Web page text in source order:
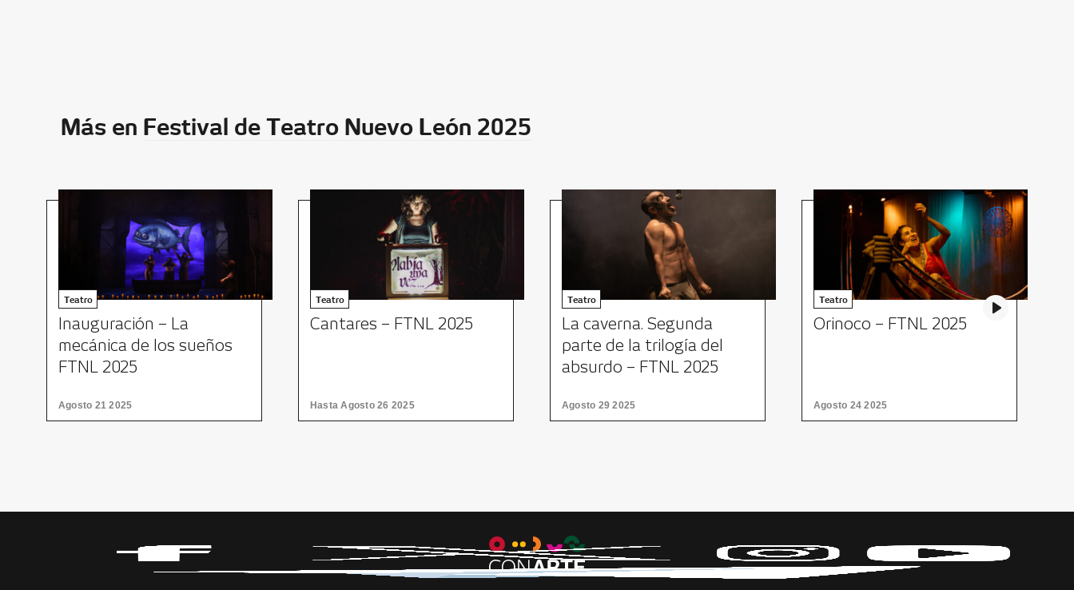
Más en Festival de Teatro Nuevo León 2025
Teatro
Inauguración – La
mecánica de los sueños
FTNL 2025
Agosto 21 2025
Teatro
Cantares – FTNL 2025
Hasta Agosto 26 2025
Teatro
La caverna. Segunda
parte de la trilogía del
absurdo – FTNL 2025
Agosto 29 2025
Teatro
Orinoco – FTNL 2025
Agosto 24 2025